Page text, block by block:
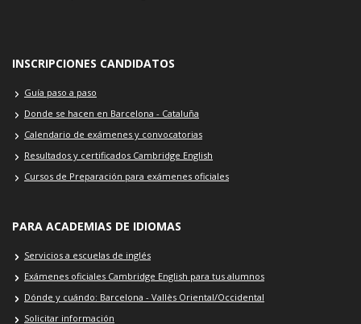
INSCRIPCIONES CANDIDATOS
Guía paso a paso
Donde se hacen en Barcelona - Cataluña
Calendario de exámenes y convocatorias
Resultados y certificados Cambridge English
Cursos de Preparación para exámenes oficiales
PARA ACADEMIAS DE IDIOMAS
Servicios a escuelas de inglés
Exámenes oficiales Cambridge English para tus alumnos
Dónde y cuándo: Barcelona - Vallès Oriental/Occidental
Solicitar información